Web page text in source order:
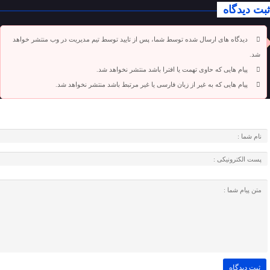
ثبت دیدگاه
دیدگاه های ارسال شده توسط شما، پس از تایید توسط تیم مدیریت در وب منتشر خواهد
شد.
پیام هایی که حاوی تهمت یا افترا باشد منتشر نخواهد شد.
پیام هایی که به غیر از زبان فارسی یا غیر مرتبط باشد منتشر نخواهد شد.